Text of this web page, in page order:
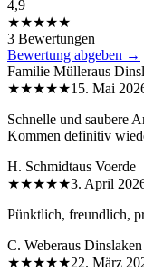
4,9
★★★★★
3 Bewertungen
Bewertung abgeben →
Familie Mülleraus
★★★★★15. Mai
Schnelle und saubere
Kommen definitiv
H. Schmidtaus Voerde
★★★★★3. April
Pünktlich, freundlich,
C. Weberaus Dinslaken
★★★★★22. März